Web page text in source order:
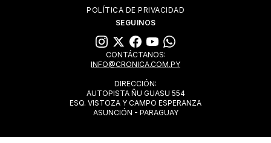
POLÍTICA DE PRIVACIDAD
SEGUINOS
CONTÁCTANOS:
INFO@CRONICA.COM.PY
DIRECCIÓN:
AUTOPISTA ÑU GUASU 554
ESQ. VISTOZA Y CAMPO ESPERANZA
ASUNCIÓN - PARAGUAY